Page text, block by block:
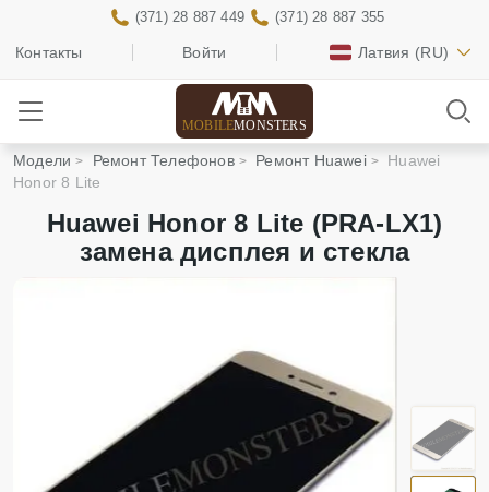
Контакты Войти Латвия (RU)
(371) 28 887 449 (371) 28 887 355
MOBILEMONSTERS
Модели Ремонт Телефонов Ремонт Huawei
Huawei
Honor 8 Lite
Huawei Honor 8 Lite (PRA-LX1)
замена дисплея и стекла